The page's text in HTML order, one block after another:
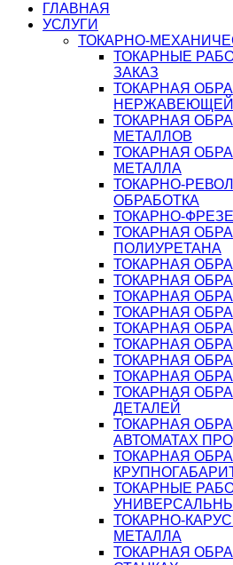
ГЛАВНАЯ
УСЛУГИ
ТОКАРНО-
ТОКАРНЫЕ
ЗАКАЗ
ТОКАРНАЯ
НЕРЖАВЕЮЩЕЙ
ТОКАРНАЯ
МЕТАЛЛОВ
ТОКАРНАЯ
МЕТАЛЛА
ТОКАРНО-
ОБРАБОТКА
ТОКАРНО-
ТОКАРНАЯ
ПОЛИУРЕТАНА
ТОКАРНАЯ
ТОКАРНАЯ
ТОКАРНАЯ
ТОКАРНАЯ
ТОКАРНАЯ
ТОКАРНАЯ
ТОКАРНАЯ
ТОКАРНАЯ
ТОКАРНАЯ
ДЕТАЛЕЙ
ТОКАРНАЯ
АВТОМАТАХ
ТОКАРНАЯ
ТОКАРНЫЕ
ТОКАРНО-
МЕТАЛЛА
ТОКАРНАЯ